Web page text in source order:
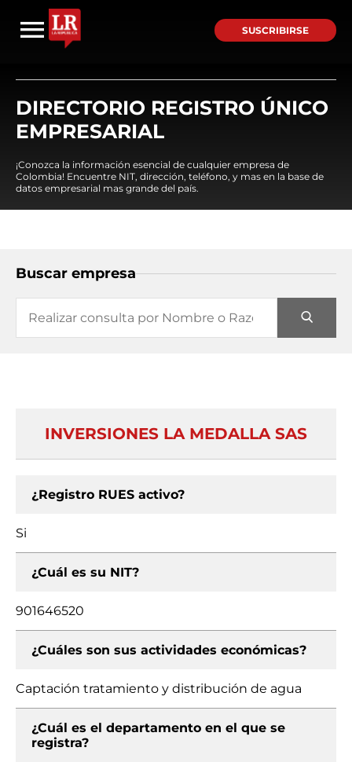
SUSCRIBIRSE
DIRECTORIO REGISTRO ÚNICO
EMPRESARIAL
¡Conozca la información esencial de cualquier empresa de
Colombia! Encuentre NIT, dirección, teléfono, y mas en la base de
datos empresarial mas grande del país.
Buscar empresa
INVERSIONES LA MEDALLA SAS
¿Registro RUES activo?
Si
¿Cuál es su NIT?
901646520
¿Cuáles son sus actividades económicas?
Captación tratamiento y distribución de agua
¿Cuál es el departamento en el que se
registra?